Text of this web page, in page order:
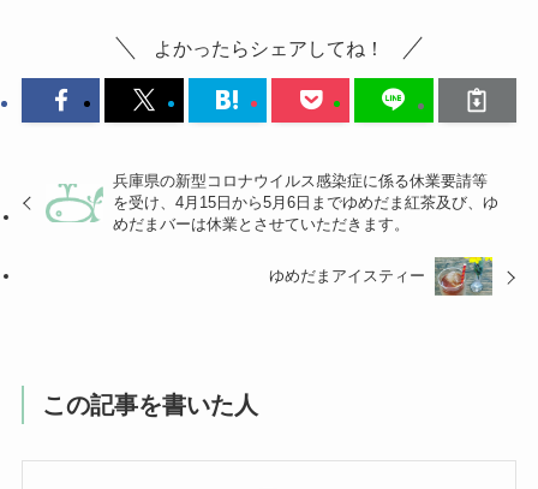
よかったらシェアしてね！
兵庫県の新型コロナウイルス感染症に係る休業要請等
を受け、4月15日から5月6日までゆめだま紅茶及び、ゆ
めだまバーは休業とさせていただきます。
ゆめだまアイスティー
この記事を書いた人